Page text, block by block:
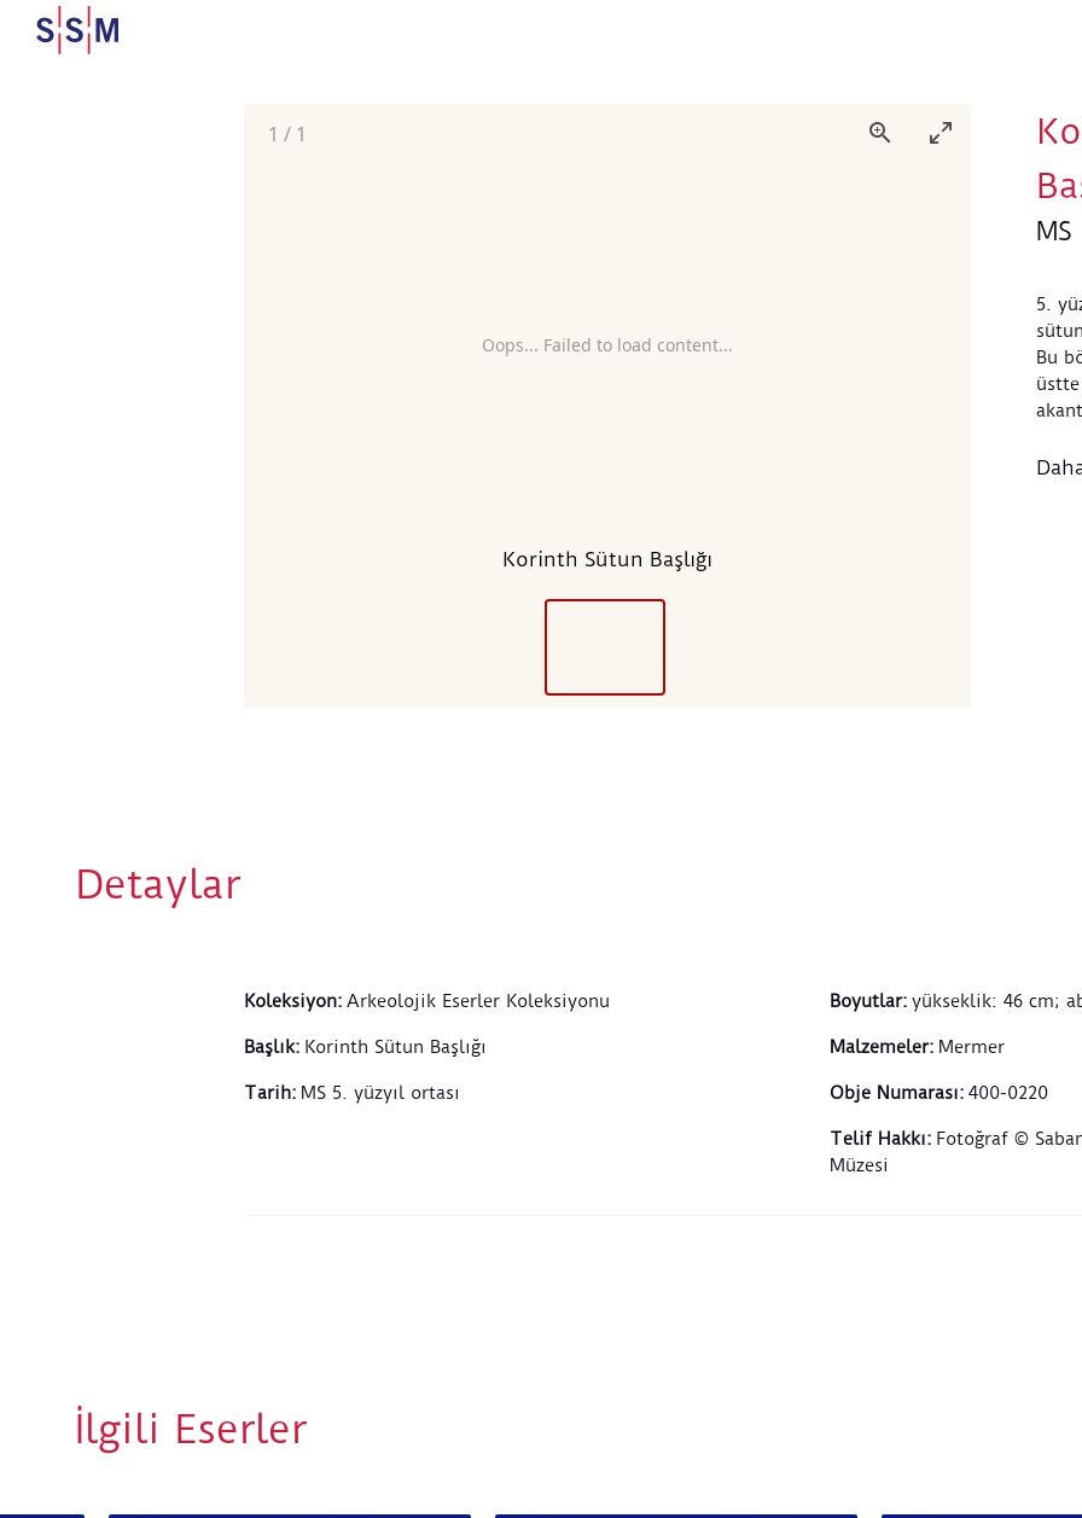
Oops... Failed to load content...
1 / 1
Korinth Sütun Başlığı
MS
5.
Bu
Detaylar
Koleksiyon: Arkeolojik Eserler Koleksiyonu
Başlık: Korinth Sütun Başlığı
Tarih: MS 5. yüzyıl ortası
Boyutlar: yükseklik: 46 cm;
Malzemeler: Mermer
Obje Numarası: 400-0220
Telif Hakkı: Fotoğraf ©
Müzesi
İlgili Eserler